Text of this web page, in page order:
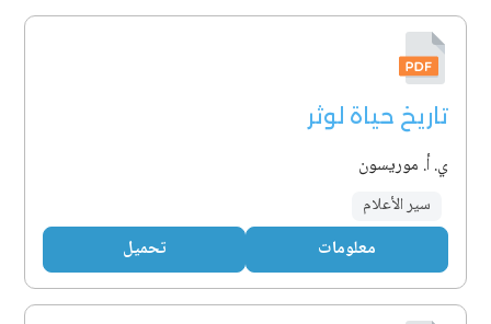
تاريخ حياة لوثر
ي. أ. موريسون
سير الأعلام
معلومات تحميل